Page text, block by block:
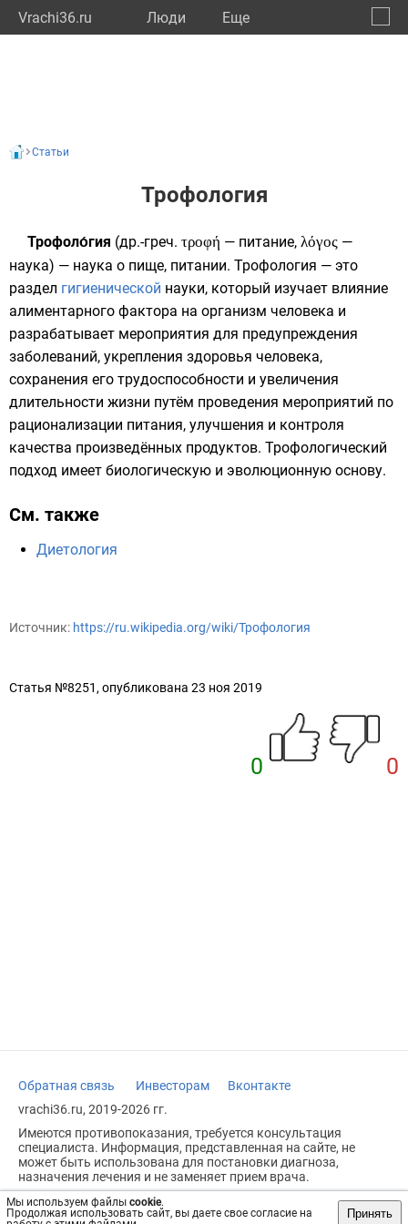
Vrachi36.ru Люди Eще
Мы используем файлы cookie.
Продолжая использовать сайт, вы даете свое согласие на
Принять
Статьи
Трофология
Трофоло́гия (др.-греч. τροφή — питание, λόγος —
наука) — наука о пище, питании. Трофология — это
раздел гигиенической науки, который изучает влияние
алиментарного фактора на организм человека и
разрабатывает мероприятия для предупреждения
заболеваний, укрепления здоровья человека,
сохранения его трудоспособности и увеличения
длительности жизни путём проведения мероприятий по
рационализации питания, улучшения и контроля
качества произведённых продуктов. Трофологический
подход имеет биологическую и эволюционную основу.
См. также
Диетология
Источник: https://ru.wikipedia.org/wiki/Трофология
Статья №8251, опубликована 23 ноя 2019
0 0
Обратная связь Инвесторам
Вконтакте
vrachi36.ru, 2019-2026 гг.
Имеются противопоказания, требуется консультация
специалиста. Информация, представленная на сайте, не
может быть использована для постановки диагноза,
назначения лечения и не заменяет прием врача.
Возрастное ограничение: 18+